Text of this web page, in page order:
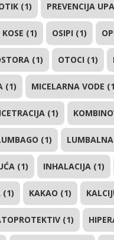
(1) PREVENCIJA
(1) OSIPI (1)
(1) OTOCI (1)
(1) MICELARNA VODE
(1)
(1)
(1) INHALACIJA (1)
(1) KAKAO (1)
(1)